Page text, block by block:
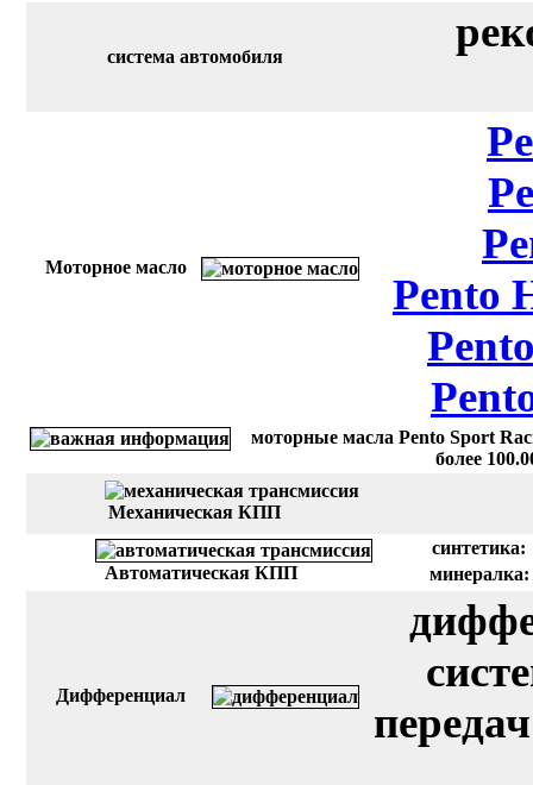
система автомобиля
Моторное масло
Pento
моторные масла Pento Sport
более
Механическая КПП
Автоматическая КПП
синтетика:
минералка:
Дифференциал